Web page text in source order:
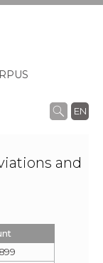
EN
and